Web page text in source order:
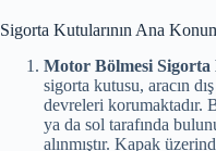
Sigorta Kutularının Ana
Motor Bölmesi Sigorta
sigorta kutusu, aracın
devreleri korumaktadır.
ya da sol tarafında
alınmıştır. Kapak